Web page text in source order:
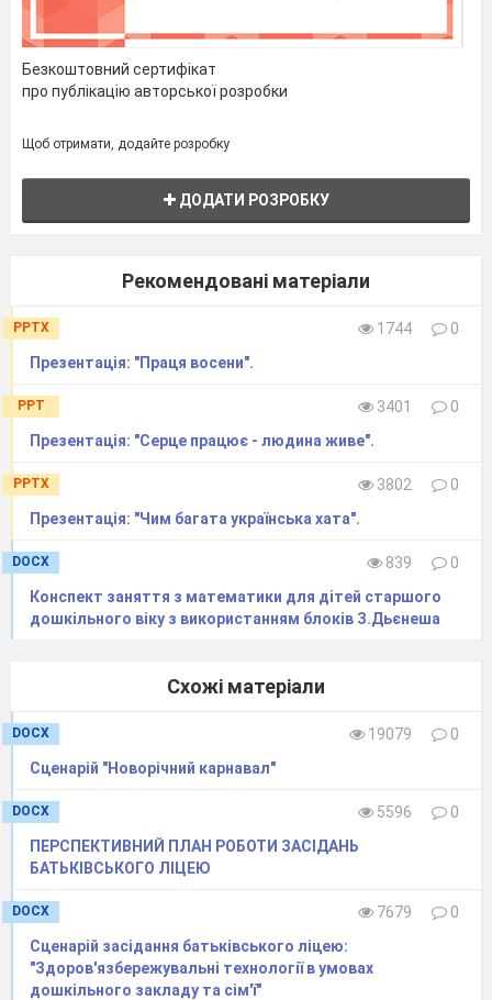
Безкоштовний сертифікат
про публікацію авторської розробки
Щоб отримати, додайте розробку
ДОДАТИ РОЗРОБКУ
Рекомендовані матеріали
PPTX 1744
0
Презентація: "Праця восени".
PPT 3401
0
Презентація: "Серце працює - людина живе".
PPTX 3802
0
Презентація: "Чим багата українська хата".
DOCX 839
0
Конспект заняття з математики для дітей старшого
дошкільного віку з використанням блоків З.Дьєнеша
Схожі матеріали
DOCX 19079
0
Сценарій "Новорічний карнавал"
DOCX 5596
0
ПЕРСПЕКТИВНИЙ ПЛАН РОБОТИ ЗАСІДАНЬ
БАТЬКІВСЬКОГО ЛІЦЕЮ
DOCX 7679
0
Сценарій засідання батьківського ліцею:
"Здоров'язбережувальні технології в умовах
дошкільного закладу та сім'ї"